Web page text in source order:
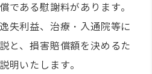
である慰謝料があります。
失利益、治療・入通院等に
と、損害賠償額を決めるた
明いたします。